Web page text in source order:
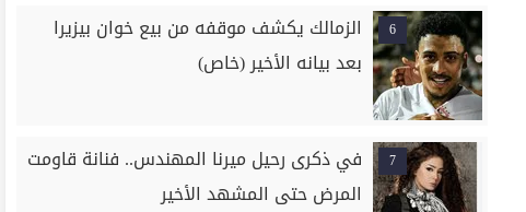
6
الزمالك يكشف موقفه من بيع خوان بيزيرا
بعد بيانه الأخير (خاص)
7
في ذكرى رحيل ميرنا المهندس.. فنانة قاومت
المرض حتى المشهد الأخير